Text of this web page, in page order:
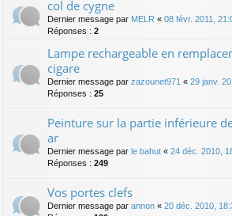
col de cygne
Dernier message par MELR « 08 févr. 2011,
Réponses : 2
Lampe rechargeable en
cigare
Dernier message par zazounet971 « 29 janv.
Réponses : 25
Peinture sur la partie inférieure
ar
Dernier message par le bahut « 24 déc. 2010,
Réponses : 249
Vos portes clefs
Dernier message par annon « 20 déc. 2010,